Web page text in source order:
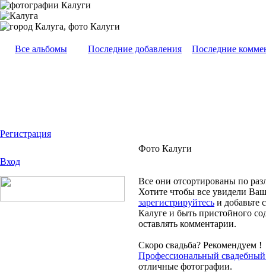
Все альбомы Последние добавления Последние
Регистрация
Вход
Фото Калуги
Все они отсортированы по
Хотите чтобы все увидели
зарегистрируйтесь и добавьте
Калуге и быть пристойного
оставлять комментарии.
Скоро свадьба? Рекомендуем !
Профессиональный
отличные фотографии.